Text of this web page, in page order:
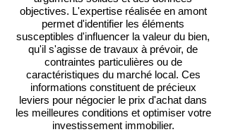
objectives. L'expertise réalisée en amont
permet d'identifier les éléments
susceptibles d'influencer la valeur du bien,
qu'il s'agisse de travaux à prévoir, de
contraintes particulières ou de
caractéristiques du marché local. Ces
informations constituent de précieux
leviers pour négocier le prix d'achat dans
les meilleures conditions et optimiser votre
investissement immobilier.